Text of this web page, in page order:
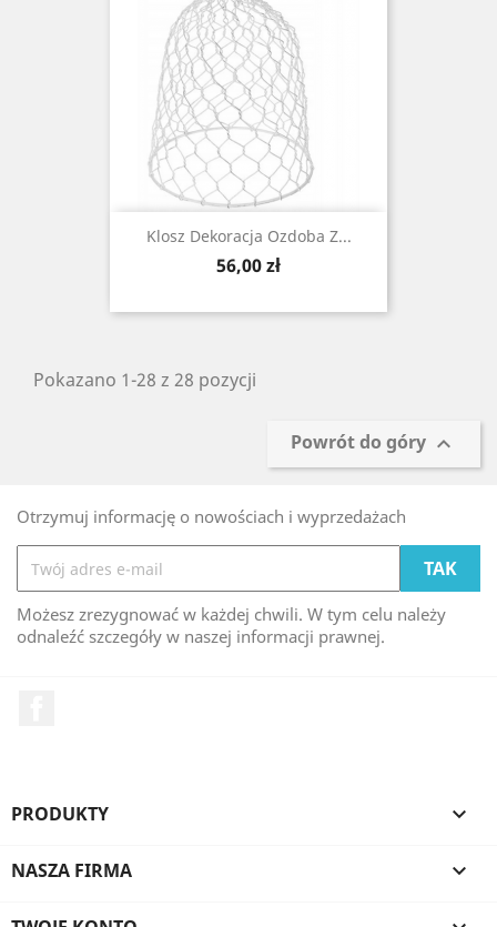
Klosz Dekoracja Ozdoba Z...
Cena
56,00 zł
Pokazano 1-28 z 28 pozycji
Powrót do góry 
Otrzymuj informację o nowościach i wyprzedażach
Możesz zrezygnować w każdej chwili. W tym celu należy
odnaleźć szczegóły w naszej informacji prawnej.
PRODUKTY 
NASZA FIRMA 